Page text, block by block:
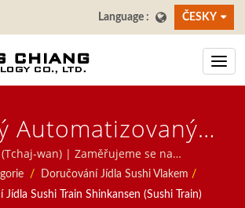
ČESKY
Automatizovaný
Dodávky
Restaurace |
wan) | Zaměřujeme se na
pro restaurace, včetně robota na
vysokorychlostního vlaku, systému
/ Doručování Jídla Sushi Vlakem /
Sushi Train Shinkansen (Sushi Train)